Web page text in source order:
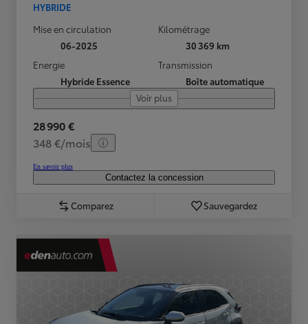
HYBRIDE
Mise en circulation
06-2025
Kilométrage
30 369 km
Energie
Hybride Essence
Transmission
Boîte automatique
Voir plus
28 990 €
348 €/mois
En savoir plus
Contactez la concession
Comparez Sauvegardez